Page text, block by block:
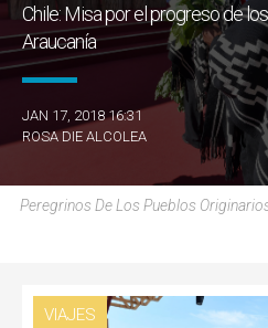
Chile: Misa por el progreso de
Araucanía
JAN 17, 2018 16:31
ROSA DIE ALCOLEA
Peregrinos De Los Pueblos
VIAJES